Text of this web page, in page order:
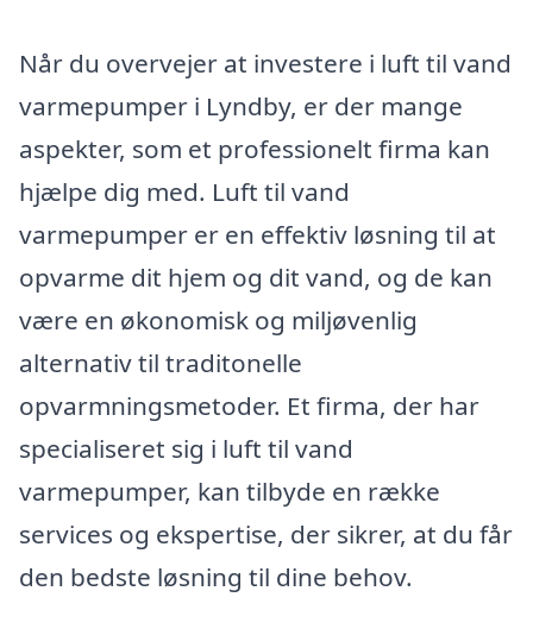
Når du overvejer at investere i luft til vand
varmepumper i Lyndby, er der mange
aspekter, som et professionelt firma kan
hjælpe dig med. Luft til vand
varmepumper er en effektiv løsning til at
opvarme dit hjem og dit vand, og de kan
være en økonomisk og miljøvenlig
alternativ til traditonelle
opvarmningsmetoder. Et firma, der har
specialiseret sig i luft til vand
varmepumper, kan tilbyde en række
services og ekspertise, der sikrer, at du får
den bedste løsning til dine behov.